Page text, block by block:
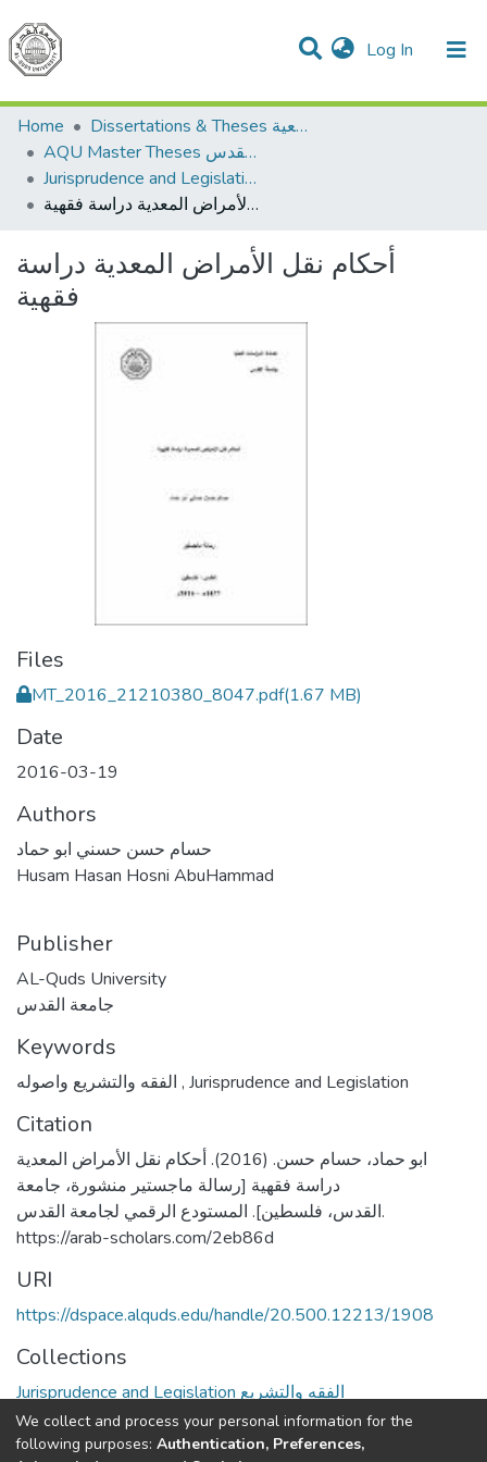
Log In (current)
Communities & Collections
All of DSpace
Home
Dissertations & Theses الرسائل الجامعية
AQU Master Theses الرسائل الجامعية الخاصة بجامعة القدس
Jurisprudence and Legislation الفقه والتشريع
أحكام نقل الأمراض المعدية دراسة فقهية
أحكام نقل الأمراض المعدية دراسة
فقهية
Files
MT_2016_21210380_8047.pdf(1.67 MB)
Date
2016-03-19
Authors
حسام حسن حسني ابو حماد
Husam Hasan Hosni AbuHammad
Publisher
AL-Quds University
جامعة القدس
Keywords
, Jurisprudence and Legislation
Citation
ابو حماد، حسام حسن. (2016). أحكام نقل الأمراض المعدية
دراسة فقهية [رسالة ماجستير منشورة، جامعة
القدس، فلسطين]. المستودع الرقمي لجامعة القدس.
https://arab-scholars.com/2eb86d
URI
https://dspace.alquds.edu/handle/20.500.12213/1908
Collections
Jurisprudence and Legislation الفقه والتشريع
Full item page
We collect and process your personal information for the
following purposes: Authentication, Preferences,